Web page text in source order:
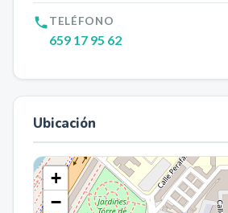
TELÉFONO
659 17 95 62
Ubicación
+
−